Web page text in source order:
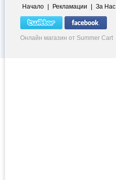
Начало | Рекламации | За Нас
Онлайн магазин от Summer Cart